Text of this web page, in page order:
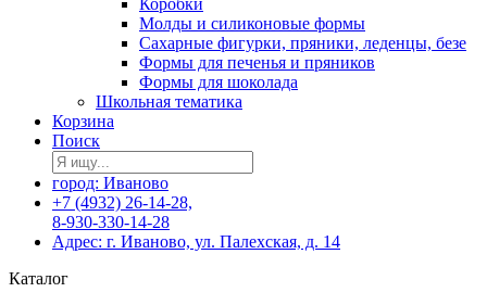
Коробки
Молды и силиконовые формы
Сахарные фигурки, пряники, леденцы, безе
Формы для печенья и пряников
Формы для шоколада
Школьная тематика
Корзина
Поиск
город: Иваново
+7 (4932) 26-14-28,
8-930-330-14-28
Адрес: г. Иваново, ул. Палехская, д. 14
Каталог